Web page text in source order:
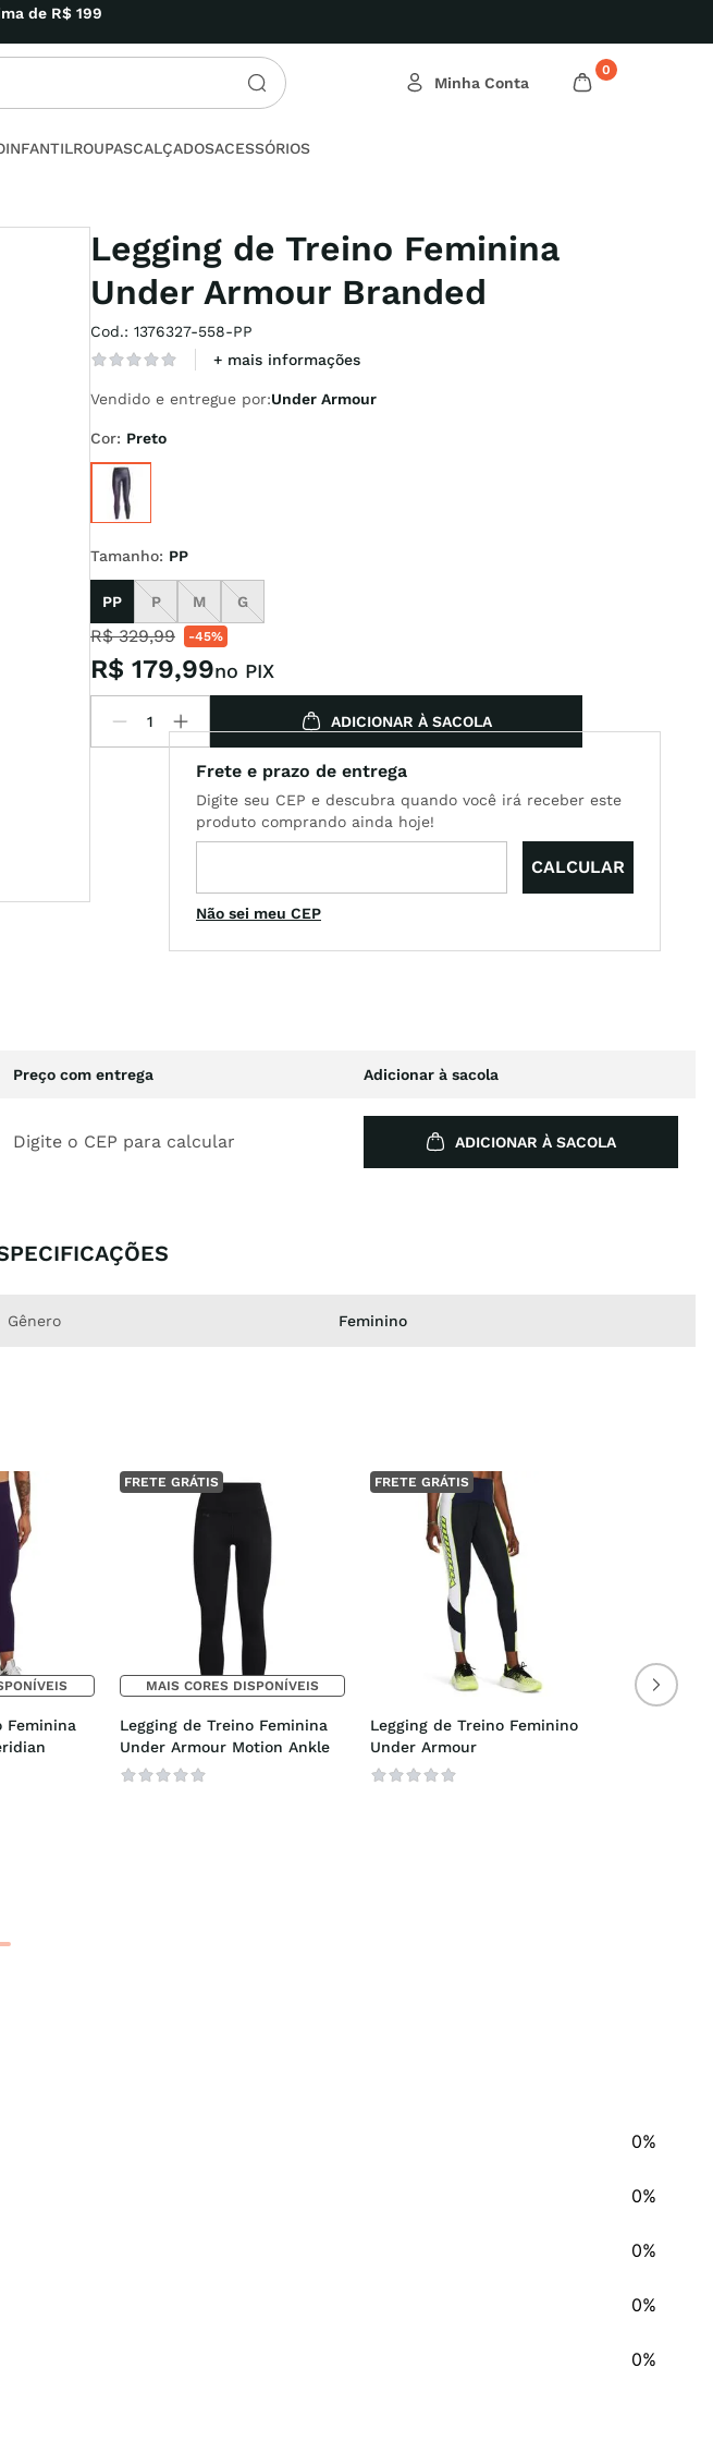
0
INFANTILROUPASCALÇADOSACESSÓRIOS
Legging de Treino Feminina
Under Armour Branded
Cod.: 1376327-558-PP
+ mais informações
Vendido e entregue por:Under Armour
Cor: Preto
Tamanho: PP
PP P M G
R$ 329,99 -45%
R$ 179,99no PIX
ADICIONAR À SACOLA
Não sei meu CEP
Preço com entrega Adicionar à sacola
Digite o CEP para calcular ADICIONAR À SACOLA
Gênero Feminino
Feminina
FRETE GRÁTIS
MAIS CORES DISPONÍVEIS
Legging de Treino Feminina
Under Armour Motion Ankle
FRETE GRÁTIS
Legging de Treino Feminino
Under Armour
0%
0%
0%
0%
0%